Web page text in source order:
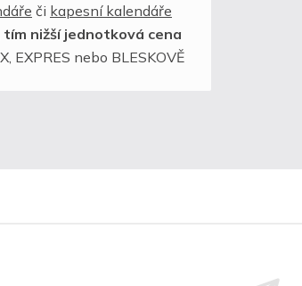
či kapesní kalendáře
tím nižší jednotková cena
EXPRES nebo BLESKOVĚ